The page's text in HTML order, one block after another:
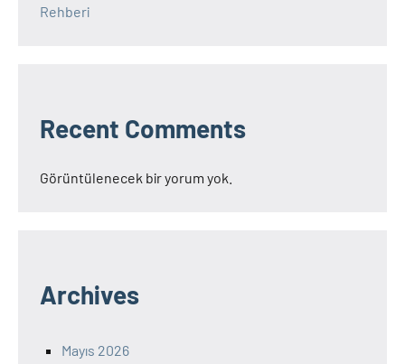
Rehberi
Recent Comments
Görüntülenecek bir yorum yok.
Archives
Mayıs 2026